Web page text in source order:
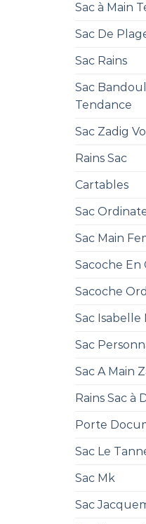
Sac à Main
Sac De
Sac Rains
Sac
Tendance
Sac Zadig
Rains Sac
Cartables
Sac
Sac Main
Sacoche En
Sacoche
Sac Isabelle
Sac
Sac A Main
Rains Sac à
Porte
Sac Le
Sac Mk
Sac